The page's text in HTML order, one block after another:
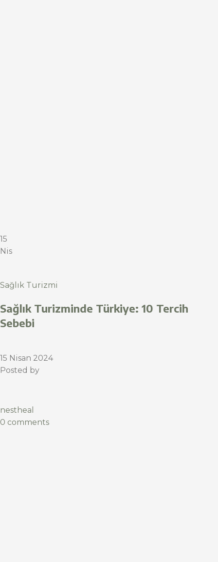
15
Nis
Sağlık Turizmi
Sağlık Turizminde Türkiye: 10 Tercih
Sebebi
15 Nisan 2024
Posted by
nestheal
0 comments